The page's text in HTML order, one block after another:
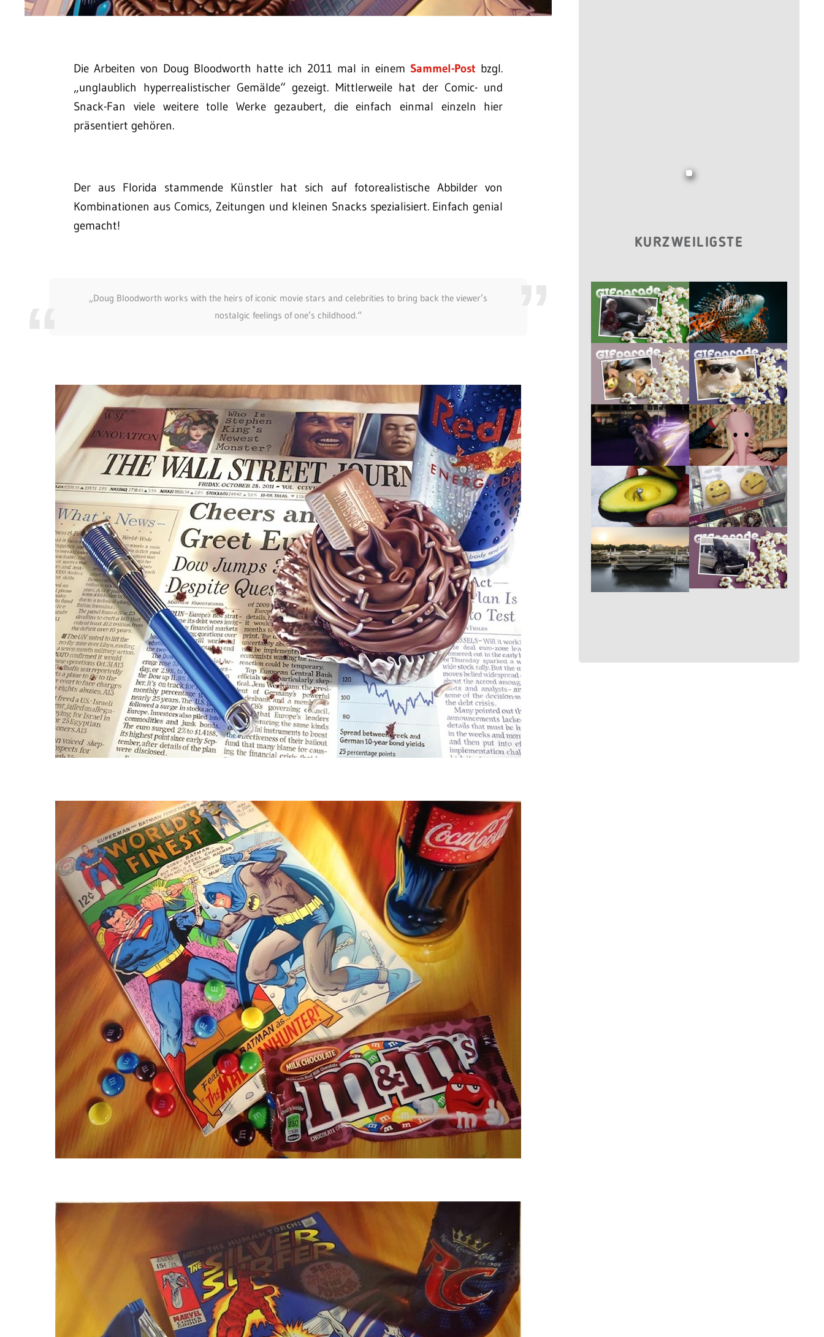
Die Arbeiten von Doug Bloodworth hatte ich 2011 mal in einemSammel-Post bzgl.
„unglaublich hyperrealistischer Gemälde“ gezeigt. Mittlerweile hat der Comic- und
Snack-Fan viele weitere tolle Werke gezaubert, die einfach einmal einzeln hier
präsentiert gehören.
Der aus Florida stammende Künstler hat sich auf fotorealistische Abbilder von
Kombinationen aus Comics, Zeitungen und kleinen Snacks spezialisiert. Einfach genial
gemacht!
„Doug Bloodworth works with the heirs of iconic movie stars and celebrities to bring back the viewer’s
nostalgic feelings of one’s childhood.“
KURZWEILIGSTE